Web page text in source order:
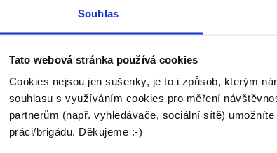
Souhlas
Tato webová stránka používá cookies
Cookies nejsou jen sušenky, je to i způsob, kterým
souhlasu s využíváním cookies pro měření
partnerům (např. vyhledávače, sociální sítě)
práci/brigádu. Děkujeme :-)
Praha
Fleet